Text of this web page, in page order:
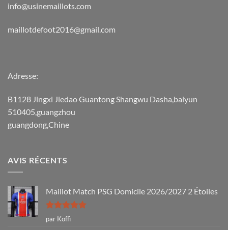
info@usinemaillots.com
maillotdefoot2016@gmail.com
Adresse:
B1128 Jingxi Jiedao Guantong Shangwu Dasha,baiyun
510405,guangzhou
guangdong,Chine
AVIS RÉCENTS
Maillot Match PSG Domicile 2026/2027 2 Étoiles
Note5sur
5
par Koffi